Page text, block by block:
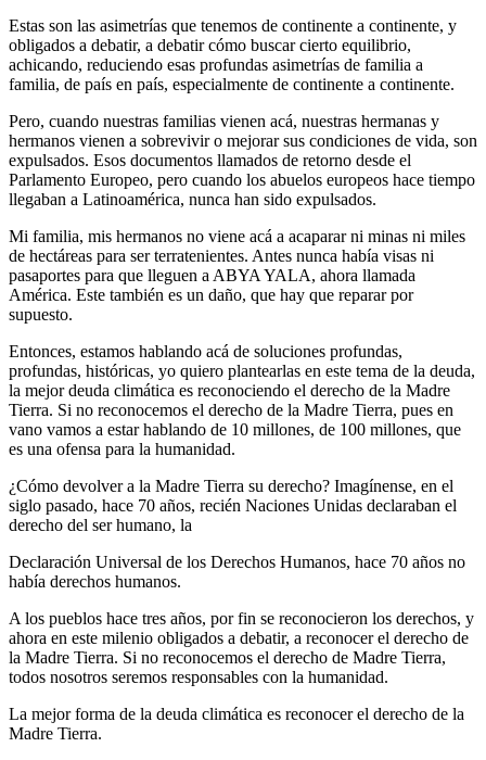
Estas son las asimetrías que tenemos de continente a continente, y
obligados a debatir, a debatir cómo buscar cierto equilibrio,
achicando, reduciendo esas profundas asimetrías de familia a
familia, de país en país, especialmente de continente a continente.
Pero, cuando nuestras familias vienen acá, nuestras hermanas y
hermanos vienen a sobrevivir o mejorar sus condiciones de vida, son
expulsados. Esos documentos llamados de retorno desde el
Parlamento Europeo, pero cuando los abuelos europeos hace tiempo
llegaban a Latinoamérica, nunca han sido expulsados.
Mi familia, mis hermanos no viene acá a acaparar ni minas ni miles
de hectáreas para ser terratenientes. Antes nunca había visas ni
pasaportes para que lleguen a ABYA YALA, ahora llamada
América. Este también es un daño, que hay que reparar por
supuesto.
Entonces, estamos hablando acá de soluciones profundas,
profundas, históricas, yo quiero plantearlas en este tema de la deuda,
la mejor deuda climática es reconociendo el derecho de la Madre
Tierra. Si no reconocemos el derecho de la Madre Tierra, pues en
vano vamos a estar hablando de 10 millones, de 100 millones, que
es una ofensa para la humanidad.
¿Cómo devolver a la Madre Tierra su derecho? Imagínense, en el
siglo pasado, hace 70 años, recién Naciones Unidas declaraban el
derecho del ser humano, la
Declaración Universal de los Derechos Humanos, hace 70 años no
había derechos humanos.
A los pueblos hace tres años, por fin se reconocieron los derechos, y
ahora en este milenio obligados a debatir, a reconocer el derecho de
la Madre Tierra. Si no reconocemos el derecho de Madre Tierra,
todos nosotros seremos responsables con la humanidad.
La mejor forma de la deuda climática es reconocer el derecho de la
Madre Tierra.